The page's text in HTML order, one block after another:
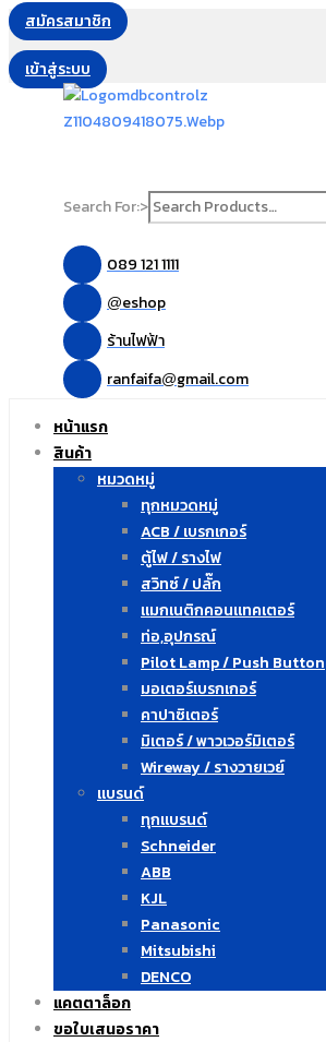
สมัครสมาชิก
เข้าสู่ระบบ
Search For:>
089 121 1111
@eshop
ร้านไฟฟ้า
ranfaifa@gmail.com
หน้าแรก
สินค้า
หมวดหมู่
ทุกหมวดหมู่
ACB / เบรกเกอร์
ตู้ไฟ / รางไฟ
สวิทซ์ / ปลั๊ก
แมกเนติกคอนแทคเตอร์
ท่อ,อุปกรณ์
Pilot Lamp / Push Button
มอเตอร์เบรกเกอร์
คาปาซิเตอร์
มิเตอร์ / พาวเวอร์มิเตอร์
Wireway / รางวายเวย์
แบรนด์
ทุกแบรนด์
Schneider
ABB
KJL
Panasonic
Mitsubishi
DENCO
แคตตาล็อก
ขอใบเสนอราคา